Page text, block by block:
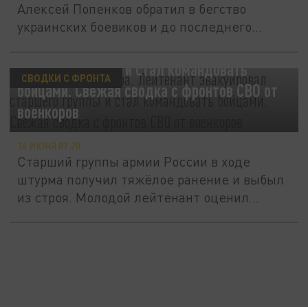
Алексей Попенков обратил в бегство
украинских боевиков и до последнего...
старшего группы и стал командовать
бойцами. Свежая сводка с фронтов СВО от
военкоров
СВОДКИ С ФРОНТА
16 ИЮНЯ 07:20
Старший группы армии России в ходе
штурма получил тяжёлое ранение и выбыл
из строя. Молодой лейтенант оценил...